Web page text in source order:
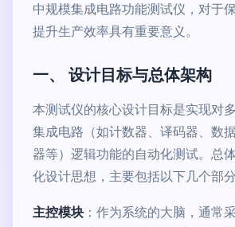
中规模集成电路功能测试仪，对于
提升生产效率具有重要意义。
一、 设计目标与总体架构
本测试仪的核心设计目标是实现对
集成电路（如计数器、译码器、数
器等）逻辑功能的自动化测试。总
化设计思想，主要包括以下几个部分
主控模块 ：作为系统的大脑，通常